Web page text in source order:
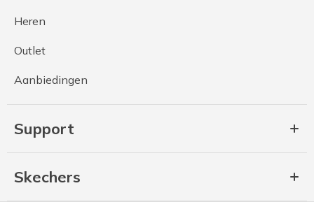
Heren
Outlet
Aanbiedingen
Support
Skechers